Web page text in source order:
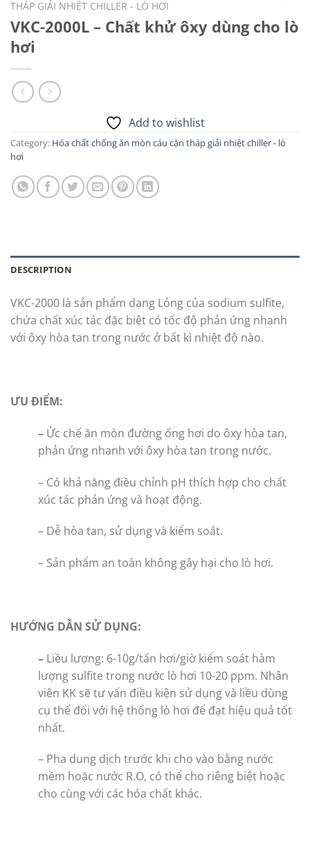
THÁP GIẢI NHIỆT CHILLER - LÒ HƠI
VKC-2000L – Chất khử ôxy dùng cho lò
hơi
Add to wishlist
Category: Hóa chất chống ăn mòn cáu cặn tháp giải nhiệt chiller - lò
hơi
DESCRIPTION
VKC-2000 là sản phẩm dạng Lỏng của sodium sulfite,
chứa chất xúc tác đặc biệt có tốc độ phản ứng nhanh
với ôxy hòa tan trong nước ở bất kì nhiệt độ nào.
ƯU ĐIỂM:
– Ức chế ăn mòn đường ống hơi do ôxy hòa tan,
phản ứng nhanh với ôxy hòa tan trong nước.
– Có khả năng điều chỉnh pH thích hợp cho chất
xúc tác phản ứng và hoạt động.
– Dễ hòa tan, sử dụng và kiểm soát.
– Sản phẩm an toàn không gây hại cho lò hơi.
HƯỚNG DẪN SỬ DỤNG:
– Liều lượng: 6-10g/tấn hơi/giờ kiểm soát hàm
lượng sulfite trong nước lò hơi 10-20 ppm. Nhân
viên KK sẽ tư vấn điều kiện sử dụng và liều dùng
cụ thể đối với hệ thống lò hơi để đạt hiệu quả tốt
nhất.
– Pha dung dịch trước khi cho vào bằng nước
mềm hoặc nước R.O, có thể cho riêng biệt hoặc
cho cùng với các hóa chất khác.